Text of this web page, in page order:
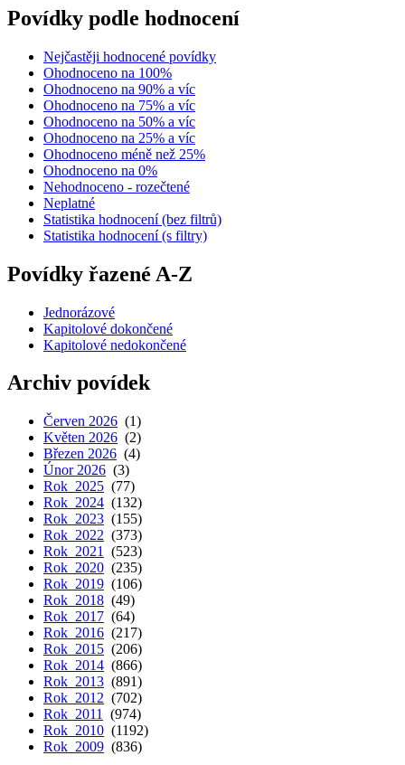
Povídky podle hodnocení
Nejčastěji hodnocené povídky
Ohodnoceno na 100%
Ohodnoceno na 90% a víc
Ohodnoceno na 75% a víc
Ohodnoceno na 50% a víc
Ohodnoceno na 25% a víc
Ohodnoceno méně než 25%
Ohodnoceno na 0%
Nehodnoceno - rozečtené
Neplatné
Statistika hodnocení (bez filtrů)
Statistika hodnocení (s filtry)
Povídky řazené A-Z
Jednorázové
Kapitolové dokončené
Kapitolové nedokončené
Archiv povídek
Červen 2026 (1)
Květen 2026 (2)
Březen 2026 (4)
Únor 2026 (3)
Rok 2025 (77)
Rok 2024 (132)
Rok 2023 (155)
Rok 2022 (373)
Rok 2021
(523)
Rok 2020 (235)
Rok 2019 (106)
Rok 2018 (49)
Rok 2017 (64)
Rok 2016 (217)
Rok 2015 (206)
Rok 2014 (866)
Rok 2013 (891)
Rok 2012 (702)
Rok 2011
(974)
Rok 2010 (1192)
Rok 2009 (836)